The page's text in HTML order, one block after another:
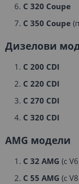
C 320 Coupe
C 350 Coupe
Дизелови
C 200 CDI
C 220 CDI
C 270 CDI
C 320 CDI
AMG модели
C 32 AMG (с
C 55 AMG (с